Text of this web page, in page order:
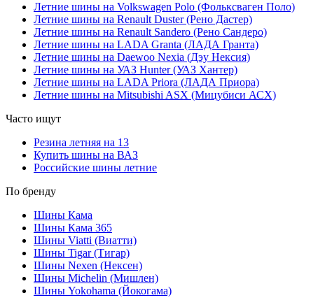
Летние шины на Volkswagen Polo (Фольксваген Поло)
Летние шины на Renault Duster (Рено Дастер)
Летние шины на Renault Sandero (Рено Сандеро)
Летние шины на LADA Granta (ЛАДА Гранта)
Летние шины на Daewoo Nexia (Дэу Нексия)
Летние шины на УАЗ Hunter (УАЗ Хантер)
Летние шины на LADA Priora (ЛАДА Приора)
Летние шины на Mitsubishi ASX (Мицубиси АСХ)
Часто ищут
Резина летняя на 13
Купить шины на ВАЗ
Российские шины летние
По бренду
Шины Кама
Шины Кама 365
Шины Viatti (Виатти)
Шины Tigar (Тигар)
Шины Nexen (Нексен)
Шины Michelin (Мишлен)
Шины Yokohama (Йокогама)